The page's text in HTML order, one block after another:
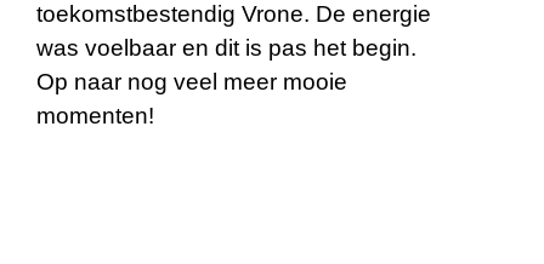
toekomstbestendig Vrone. De energie
was voelbaar en dit is pas het begin.
Op naar nog veel meer mooie
momenten!